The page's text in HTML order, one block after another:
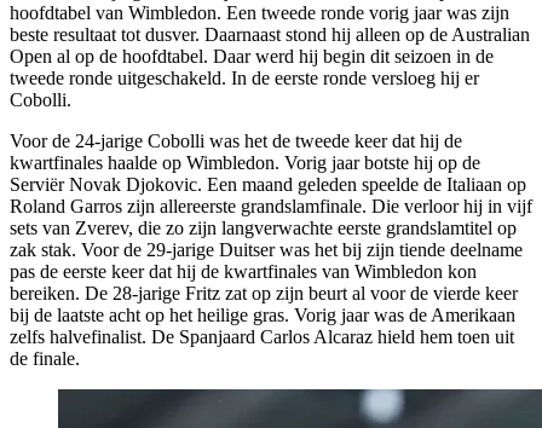
hoofdtabel van Wimbledon. Een tweede ronde vorig jaar was zijn
beste resultaat tot dusver. Daarnaast stond hij alleen op de Australian
Open al op de hoofdtabel. Daar werd hij begin dit seizoen in de
tweede ronde uitgeschakeld. In de eerste ronde versloeg hij er
Cobolli.
Voor de 24-jarige Cobolli was het de tweede keer dat hij de
kwartfinales haalde op Wimbledon. Vorig jaar botste hij op de
Serviër Novak Djokovic. Een maand geleden speelde de Italiaan op
Roland Garros zijn allereerste grandslamfinale. Die verloor hij in vijf
sets van Zverev, die zo zijn langverwachte eerste grandslamtitel op
zak stak. Voor de 29-jarige Duitser was het bij zijn tiende deelname
pas de eerste keer dat hij de kwartfinales van Wimbledon kon
bereiken. De 28-jarige Fritz zat op zijn beurt al voor de vierde keer
bij de laatste acht op het heilige gras. Vorig jaar was de Amerikaan
zelfs halvefinalist. De Spanjaard Carlos Alcaraz hield hem toen uit
de finale.